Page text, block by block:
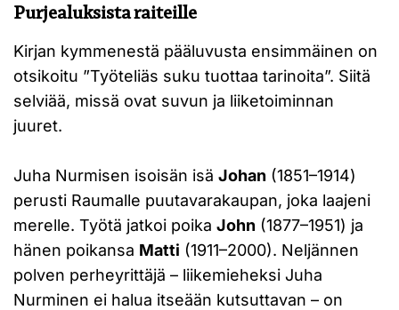
Purjealuksista raiteille
Kirjan kymmenestä pääluvusta ensimmäinen on
otsikoitu ”Työteliäs suku tuottaa tarinoita”. Siitä
selviää, missä ovat suvun ja liiketoiminnan
juuret.
Juha Nurmisen isoisän isä Johan (1851–1914)
perusti Raumalle puutavarakaupan, joka laajeni
merelle. Työtä jatkoi poika John (1877–1951) ja
hänen poikansa Matti (1911–2000). Neljännen
polven perheyrittäjä – liikemieheksi Juha
Nurminen ei halua itseään kutsuttavan – on